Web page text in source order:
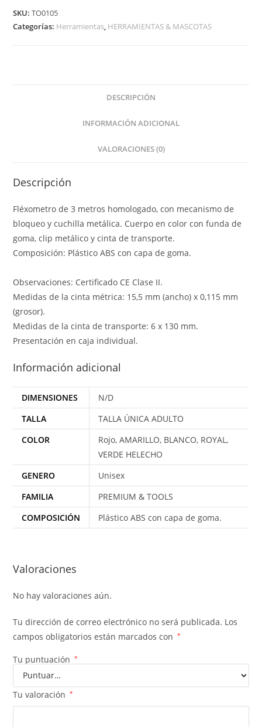
SKU:TO0105
Categorías: Herramientas, HERRAMIENTAS & MASCOTAS
DESCRIPCIÓN
INFORMACIÓN ADICIONAL
VALORACIONES (0)
Descripción
Fléxometro de 3 metros homologado, con mecanismo de
bloqueo y cuchilla metálica. Cuerpo en color con funda de
goma, clip metálico y cinta de transporte.
Composición: Plástico ABS con capa de goma.
Observaciones: Certificado CE Clase II.
Medidas de la cinta métrica: 15,5 mm (ancho) x 0,115 mm
(grosor).
Medidas de la cinta de transporte: 6 x 130 mm.
Presentación en caja individual.
Información adicional
DIMENSIONES
N/D
TALLA
TALLA ÚNICA ADULTO
COLOR
Rojo, AMARILLO, BLANCO, ROYAL,
VERDE HELECHO
GENERO
Unisex
FAMILIA
PREMIUM & TOOLS
COMPOSICIÓN
Plástico ABS con capa de goma.
Valoraciones
No hay valoraciones aún.
Tu dirección de correo electrónico no será publicada. Los
campos obligatorios están marcados con
*
Tu puntuación *
Tu valoración *